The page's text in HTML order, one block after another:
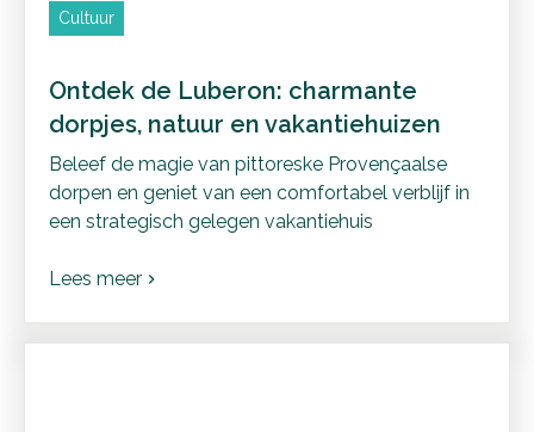
Cultuur
Ontdek de Luberon: charmante
dorpjes, natuur en vakantiehuizen
Beleef de magie van pittoreske Provençaalse
dorpen en geniet van een comfortabel verblijf in
een strategisch gelegen vakantiehuis
Lees meer chevron_right